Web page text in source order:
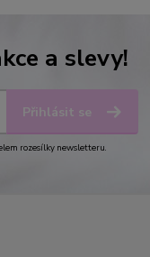
a slevy!
Přihlásit se
rozesílky newsletteru.